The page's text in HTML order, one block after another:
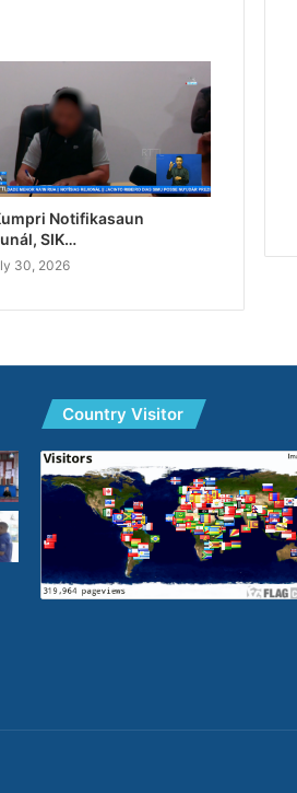
Notifikasaun
SIK…
30, 2026
Country Visitor